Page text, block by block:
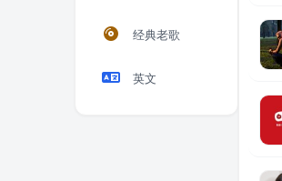
经典老歌
英文